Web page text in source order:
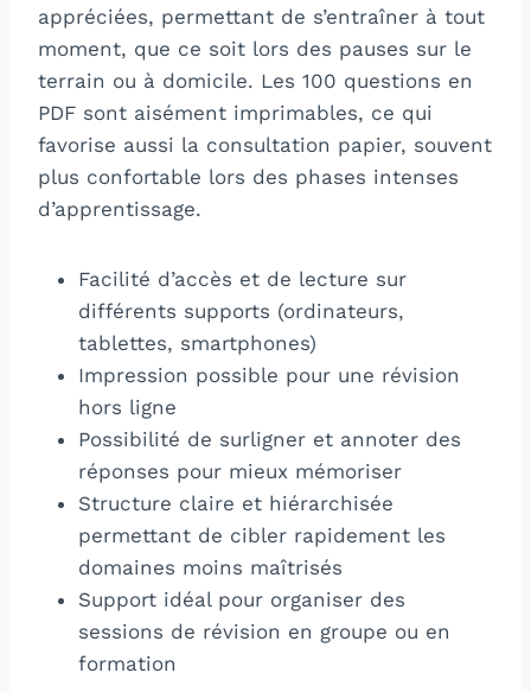
appréciées, permettant de s’entraîner à tout
moment, que ce soit lors des pauses sur le
terrain ou à domicile. Les 100 questions en
PDF sont aisément imprimables, ce qui
favorise aussi la consultation papier, souvent
plus confortable lors des phases intenses
d’apprentissage.
Facilité d’accès et de lecture sur
différents supports (ordinateurs,
tablettes, smartphones)
Impression possible pour une révision
hors ligne
Possibilité de surligner et annoter des
réponses pour mieux mémoriser
Structure claire et hiérarchisée
permettant de cibler rapidement les
domaines moins maîtrisés
Support idéal pour organiser des
sessions de révision en groupe ou en
formation